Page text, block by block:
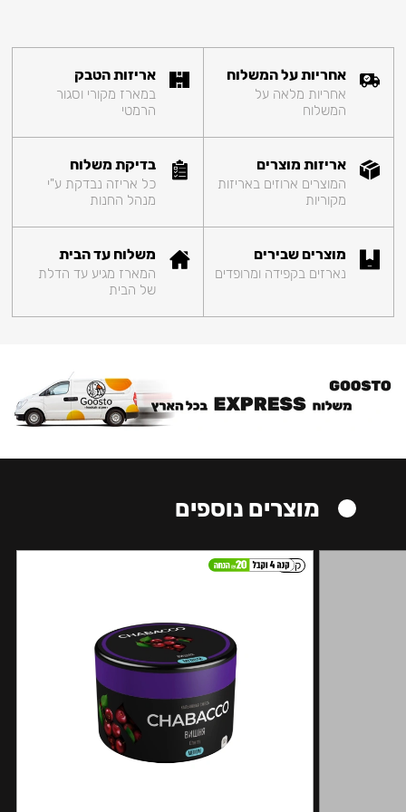
אחריות על המשלוח
אחריות מלאה על
המשלוח
אריזות הטבק
במארז מקורי וסגור
הרמטי
אריזות מוצרים
המוצרים ארוזים באריזות
מקוריות
בדיקת משלוח
כל אריזה נבדקת ע"י
מנהל החנות
מוצרים שבירים
נארזים בקפידה ומרופדים
משלוח עד הבית
המארז מגיע עד הדלת
של הבית
מוצרים נוספים
קל